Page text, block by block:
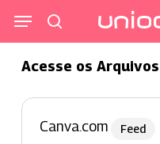
para
conteúdo
principal
Menu
Acesse os Arquivos
Canva.com
Feed